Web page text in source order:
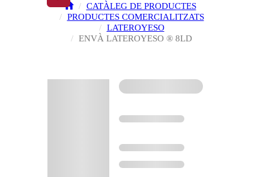
CATÀLEG DE PRODUCTES
PRODUCTES COMERCIALITZATS
LATEROYESO
ENVÀ LATEROYESO ® 8LD